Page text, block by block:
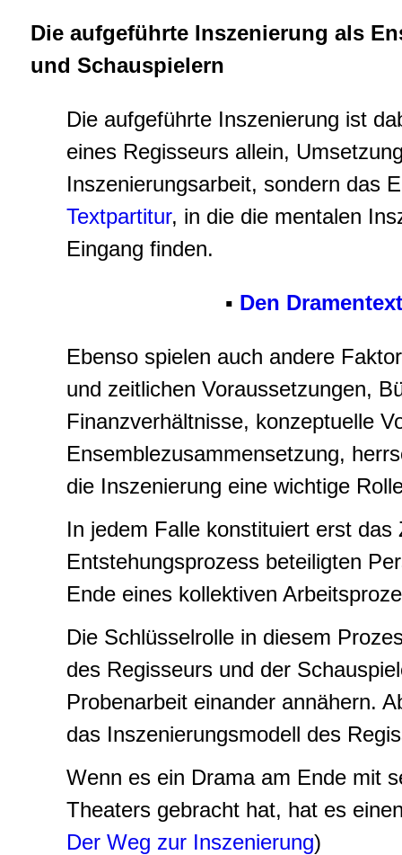
Die aufgeführte Inszenierung als
und Schauspielern
Die aufgeführte Inszenierung ist
eines Regisseurs allein,
Inszenierungsarbeit, sondern das
Textpartitur, in die die mentalen
Eingang finden.
▪ Den
Ebenso spielen auch andere
und zeitlichen Voraussetzungen,
Finanzverhältnisse, konzeptuelle
Ensemblezusammensetzung,
die Inszenierung eine wichtige
In jedem Falle konstituiert erst
Entstehungsprozess beteiligten
Ende eines kollektiven
Die Schlüsselrolle in diesem
des Regisseurs und der
Probenarbeit einander annähern.
das Inszenierungsmodell des
Wenn es ein Drama am Ende mit
Theaters gebracht hat, hat es
Der Weg zur Inszenierung)